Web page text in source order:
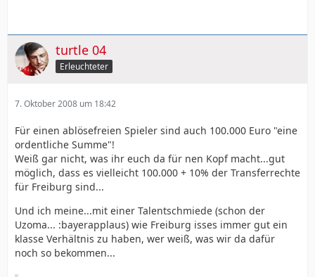
turtle 04
Erleuchteter
7. Oktober 2008 um 18:42
Für einen ablösefreien Spieler sind auch 100.000 Euro "eine
ordentliche Summe"!
Weiß gar nicht, was ihr euch da für nen Kopf macht...gut
möglich, dass es vielleicht 100.000 + 10% der Transferrechte
für Freiburg sind...
Und ich meine...mit einer Talentschmiede (schon der
Uzoma... :bayerapplaus) wie Freiburg isses immer gut ein
klasse Verhältnis zu haben, wer weiß, was wir da dafür
noch so bekommen...